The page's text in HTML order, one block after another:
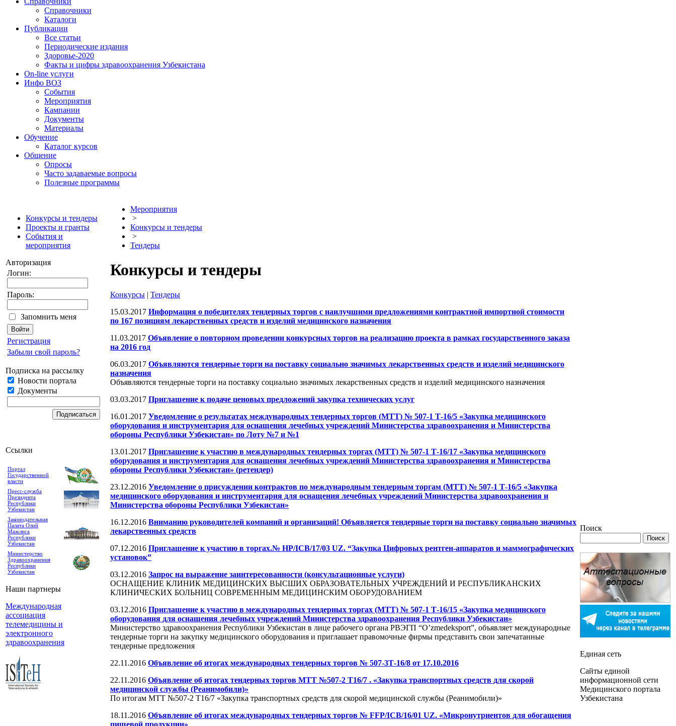
Справочники
Каталоги
Публикации
Все статьи
Периодические издания
Здоровье-2020
Факты и цифры здравоохранения Узбекистана
On-line услуги
Инфо ВОЗ
События
Мероприятия
Кампании
Документы
Материалы
Обучение
Каталог курсов
Общение
Опросы
Часто задаваемые вопросы
Полезные программы
Конкурсы и тендеры
Проекты и гранты
События и
мероприятия
Авторизация
Логин:
Пароль:
Запомнить меня
Регистрация
Забыли свой пароль?
Подписка на рассылку
Новости портала
Документы
Ссылки
Портал
Государственной
власти
Пресс-служба
Президента
Республики
Узбекистан
Законодательная
Палата Олий
Мажлиса
Республики
Узбекистан
Министерство
Здравоохранения
Республики
Узбекистан
Наши партнеры
Международная
ассоциация
телемедицины и
электронного
здравоохранения
Мероприятия
>
Конкурсы и тендеры
>
Тендеры
Конкурсы и тендеры
Конкурсы | Тендеры
15.03.2017 Информация о победителях тендерных торгов с наилучшими предложениями контрактной импортной стоимости
по 167 позициям лекарственных средств и изделий медицинского назначения
11.03.2017 Объявление о повторном проведении конкурсных торгов на реализацию проекта в рамках государственного заказа
на 2016 год
06.03.2017 Объявляются тендерные торги на поставку социально значимых лекарственных средств и изделий медицинского
назначения
Объявляются тендерные торги на поставку социально значимых лекарственных средств и изделий медицинского назначения
03.03.2017 Приглашение к подаче ценовых предложений закупка технических услуг
16.01.2017 Уведомление о результатах международных тендерных торгов (МТТ) № 507-1 Т-16/5 «Закупка медицинского
оборудования и инструментария для оснащения лечебных учреждений Министерства здравоохранения и Министерства
обороны Республики Узбекистан» по Лоту №7 и №1
13.01.2017 Приглашение к участию в международных тендерных торгах (МТТ) № 507-1 Т-16/17 «Закупка медицинского
оборудования и инструментария для оснащения лечебных учреждений Министерства здравоохранения и Министерства
обороны Республики Узбекистан» (ретендер)
23.12.2016 Уведомление о присуждении контрактов по международным тендерным торгам (МТТ) № 507-1 Т-16/5 «Закупка
медицинского оборудования и инструментария для оснащения лечебных учреждений Министерства здравоохранения и
Министерства обороны Республики Узбекистан»
16.12.2016 Вниманию руководителей компаний и организаций! Объявляется тендерные торги на поставку социально значимых
лекарственных средств
07.12.2016 Приглашение к участию в торгах.№ HP/ICB/17/03 UZ. “Закупка Цифровых рентген-аппаратов и маммографических
установок”
03.12.2016 Запрос на выражение заинтересованности (консультационные услуги)
ОСНАЩЕНИЕ КЛИНИК МЕДИЦИНСКИХ ВЫСШИХ ОБРАЗОВАТЕЛЬНЫХ УЧРЕЖДЕНИЙ И РЕСПУБЛИКАНСКИХ
КЛИНИЧЕСКИХ БОЛЬНИЦ СОВРЕМЕННЫМ МЕДИЦИНСКИМ ОБОРУДОВАНИЕМ
03.12.2016 Приглашение к участию в международных тендерных торгах (МТТ) № 507-1 Т-16/15 «Закупка медицинского
оборудования для оснащения лечебных учреждений Министерства здравоохранения Республики Узбекистан»
Министерство здравоохранения Республики Узбекистан в лице рабочего органа РВЭГП “O’zmedeksport”, объявляет международные
тендерные торги на закупку медицинского оборудования и приглашает правомочные фирмы представить свои запечатанные
тендерные предложения
22.11.2016 Объявление об итогах международных тендерных торгов № 507-3Т-16/8 от 17.10.2016
22.11.2016 Объявление об итогах тендерных торгов МТТ №507-2 Т16/7 . «Закупка транспортных средств для скорой
медицинской службы (Реанимобили)»
По итогам МТТ №507-2 Т16/7 «Закупка транспортных средств для скорой медицинской службы (Реанимобили)»
18.11.2016 Объявление об итогах международных тендерных торгов № FFP/ICB/16/01 UZ. «Микронутриентов для обогащения
пищевой продукции»
Поиск
Единая сеть
Сайты единой
информационной сети
Медицинского портала
Узбекистана